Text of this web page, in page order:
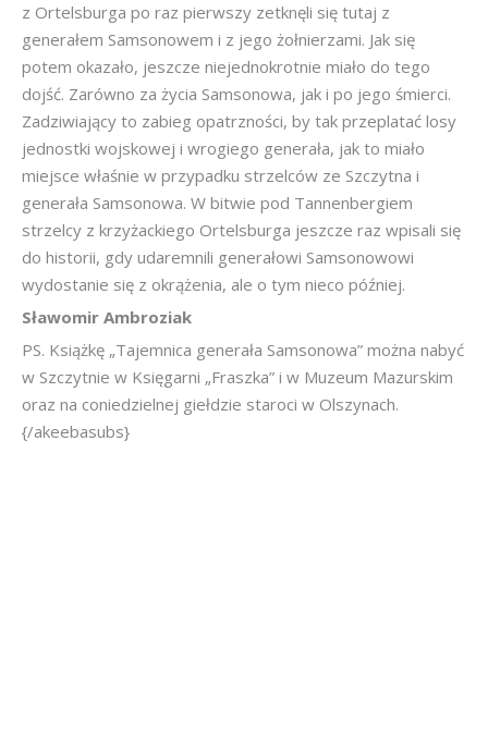
z Ortelsburga po raz pierwszy zetknęli się tutaj z
generałem Samsonowem i z jego żołnierzami. Jak się
potem okazało, jeszcze niejednokrotnie miało do tego
dojść. Zarówno za życia Samsonowa, jak i po jego śmierci.
Zadziwiający to zabieg opatrzności, by tak przeplatać losy
jednostki wojskowej i wrogiego generała, jak to miało
miejsce właśnie w przypadku strzelców ze Szczytna i
generała Samsonowa. W bitwie pod Tannenbergiem
strzelcy z krzyżackiego Ortelsburga jeszcze raz wpisali się
do historii, gdy udaremnili generałowi Samsonowowi
wydostanie się z okrążenia, ale o tym nieco później.
Sławomir Ambroziak
PS. Książkę „Tajemnica generała Samsonowa” można nabyć
w Szczytnie w Księgarni „Fraszka” i w Muzeum Mazurskim
oraz na coniedzielnej giełdzie staroci w Olszynach.
{/akeebasubs}